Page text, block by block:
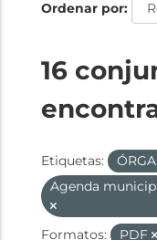
Ordenar por
16
Etiquetas:
Agenda
Formatos:
PDF